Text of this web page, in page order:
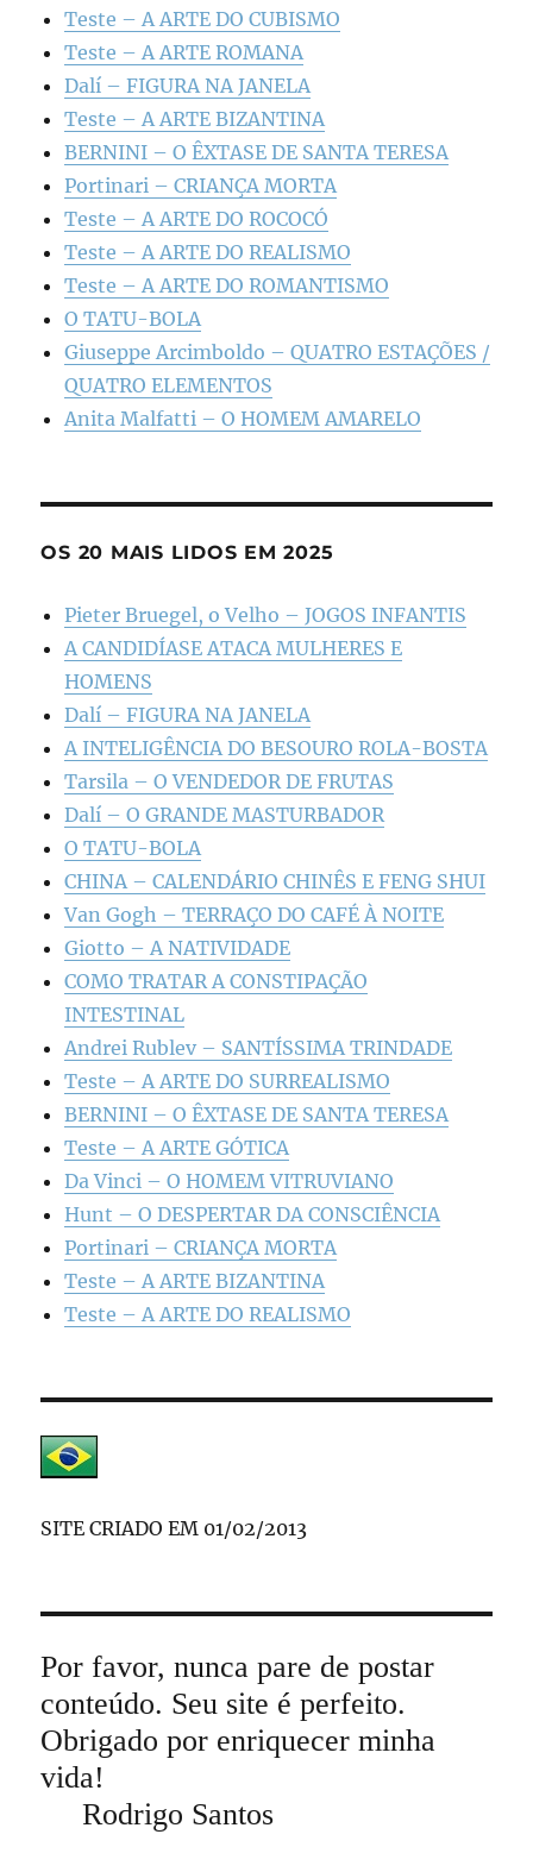
Teste – A ARTE DO CUBISMO
Teste – A ARTE ROMANA
Dalí – FIGURA NA JANELA
Teste – A ARTE BIZANTINA
BERNINI – O ÊXTASE DE SANTA TERESA
Portinari – CRIANÇA MORTA
Teste – A ARTE DO ROCOCÓ
Teste – A ARTE DO REALISMO
Teste – A ARTE DO ROMANTISMO
O TATU-BOLA
Giuseppe Arcimboldo – QUATRO ESTAÇÕES /
QUATRO ELEMENTOS
Anita Malfatti – O HOMEM AMARELO
OS 20 MAIS LIDOS EM 2025
Pieter Bruegel, o Velho – JOGOS INFANTIS
A CANDIDÍASE ATACA MULHERES E
HOMENS
Dalí – FIGURA NA JANELA
A INTELIGÊNCIA DO BESOURO ROLA-BOSTA
Tarsila – O VENDEDOR DE FRUTAS
Dalí – O GRANDE MASTURBADOR
O TATU-BOLA
CHINA – CALENDÁRIO CHINÊS E FENG SHUI
Van Gogh – TERRAÇO DO CAFÉ À NOITE
Giotto – A NATIVIDADE
COMO TRATAR A CONSTIPAÇÃO
INTESTINAL
Andrei Rublev – SANTÍSSIMA TRINDADE
Teste – A ARTE DO SURREALISMO
BERNINI – O ÊXTASE DE SANTA TERESA
Teste – A ARTE GÓTICA
Da Vinci – O HOMEM VITRUVIANO
Hunt – O DESPERTAR DA CONSCIÊNCIA
Portinari – CRIANÇA MORTA
Teste – A ARTE BIZANTINA
Teste – A ARTE DO REALISMO
SITE CRIADO EM 01/02/2013
Por favor, nunca pare de postar
conteúdo. Seu site é perfeito.
Obrigado por enriquecer minha
vida!
Rodrigo Santos